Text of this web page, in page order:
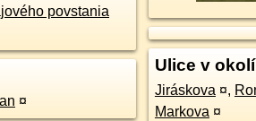
povstania
¤
Ulice v okolí
Jiráskova ¤,
Markova ¤